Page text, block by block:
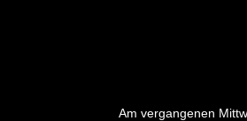
Am vergangenen